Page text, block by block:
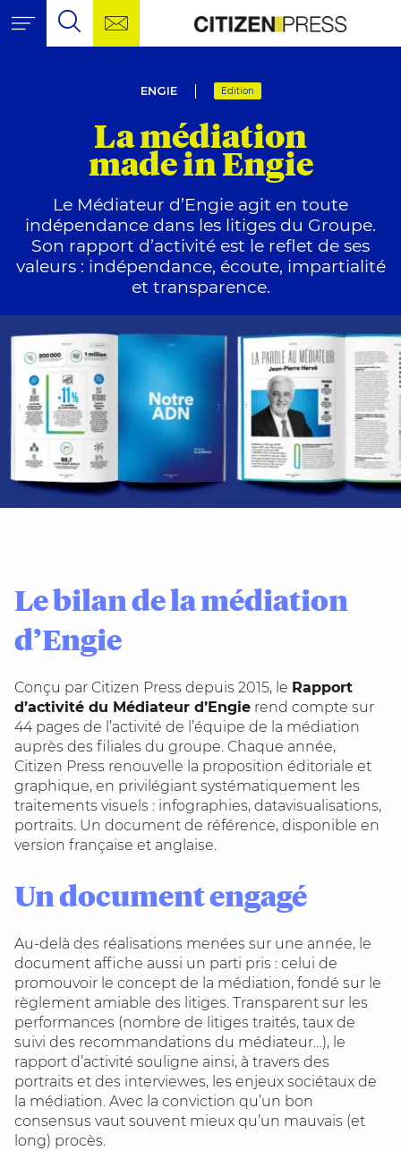
Aller au contenu
Outils de navigation
Recherche
Contactez-nous !
Citizen
Citizen Press, agence
ENGIE Edition
La médiation
made in Engie
Le Médiateur d’Engie agit en toute
indépendance dans les litiges du Groupe.
Son rapport d’activité est le reflet de ses
valeurs : indépendance, écoute, impartialité
et transparence.
Le bilan de la médiation
d’Engie
Conçu par Citizen Press depuis 2015, le Rapport
d’activité du Médiateur d’Engie rend compte sur
44 pages de l’activité de l’équipe de la médiation
auprès des filiales du groupe. Chaque année,
Citizen Press renouvelle la proposition éditoriale et
graphique, en privilégiant systématiquement les
traitements visuels : infographies, datavisualisations,
portraits. Un document de référence, disponible en
version française et anglaise.
Un document engagé
Au-delà des réalisations menées sur une année, le
document affiche aussi un parti pris : celui de
promouvoir le concept de la médiation, fondé sur le
règlement amiable des litiges. Transparent sur les
performances (nombre de litiges traités, taux de
suivi des recommandations du médiateur…), le
rapport d’activité souligne ainsi, à travers des
portraits et des interviewes, les enjeux sociétaux de
la médiation. Avec la conviction qu’un bon
consensus vaut souvent mieux qu’un mauvais (et
long) procès.